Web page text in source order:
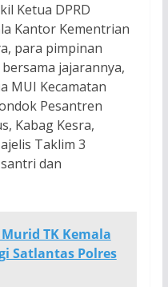
Ketua DPRD
Kantor Kementrian
para pimpinan
jajarannya,
MUI Kecamatan
Pesantren
Kabag Kesra,
Taklim 3
dan
TK Kemala
Satlantas Polres